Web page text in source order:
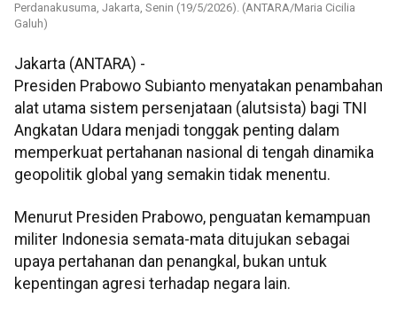
Perdanakusuma, Jakarta, Senin (19/5/2026). (ANTARA/Maria Cicilia
Galuh)
Jakarta (ANTARA) -
Presiden Prabowo Subianto menyatakan penambahan
alat utama sistem persenjataan (alutsista) bagi TNI
Angkatan Udara menjadi tonggak penting dalam
memperkuat pertahanan nasional di tengah dinamika
geopolitik global yang semakin tidak menentu.
Menurut Presiden Prabowo, penguatan kemampuan
militer Indonesia semata-mata ditujukan sebagai
upaya pertahanan dan penangkal, bukan untuk
kepentingan agresi terhadap negara lain.